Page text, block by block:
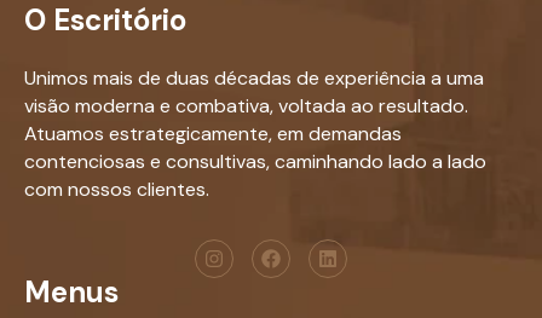
O Escritório
Unimos mais de duas décadas de experiência a uma
visão moderna e combativa, voltada ao resultado.
Atuamos estrategicamente, em demandas
contenciosas e consultivas, caminhando lado a lado
com nossos clientes.
Menus